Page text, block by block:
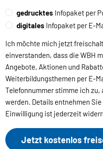
gedrucktes Infopaket per
digitales Infopaket per E-
Ich möchte mich jetzt
einverstanden, dass die WBH
Angebote, Aktionen und
Weiterbildungsthemen per E-
Telefonnummer stimme ich
werden. Details entnehmen
Einwilligung ist jederzeit
Jetzt kostenlos